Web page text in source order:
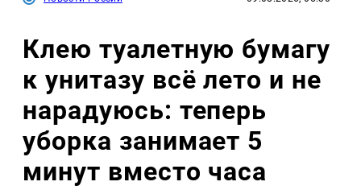
Клею туалетную бумагу
к унитазу всё лето и не
нарадуюсь: теперь
уборка занимает 5
минут вместо часа